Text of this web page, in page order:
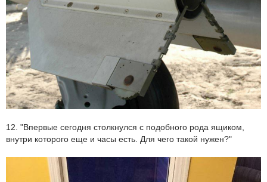
12. "Впервые сегодня столкнулся с подобного рода ящиком,
внутри которого еще и часы есть. Для чего такой нужен?"